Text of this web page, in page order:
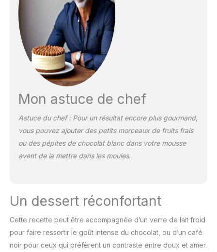
Mon astuce de chef
Astuce du chef : Pour un résultat encore plus gourmand,
vous pouvez ajouter des petits morceaux de fruits frais
ou des pépites de chocolat blanc dans votre mousse
avant de la mettre dans les moules.
Un dessert réconfortant
Cette recette peut être accompagnée d’un verre de lait froid
pour faire ressortir le goût intense du chocolat, ou d’un café
noir pour ceux qui préfèrent un contraste entre doux et amer.